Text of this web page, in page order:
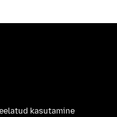
kasutamine